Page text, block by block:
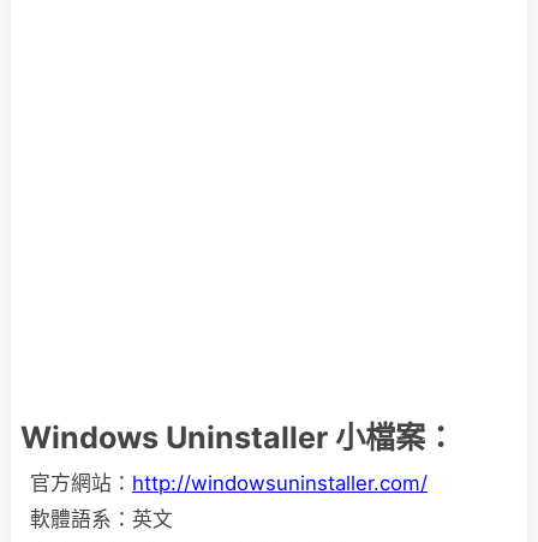
Windows Uninstaller 小檔案：
官方網站： http://windowsuninstaller.com/
軟體語系：英文